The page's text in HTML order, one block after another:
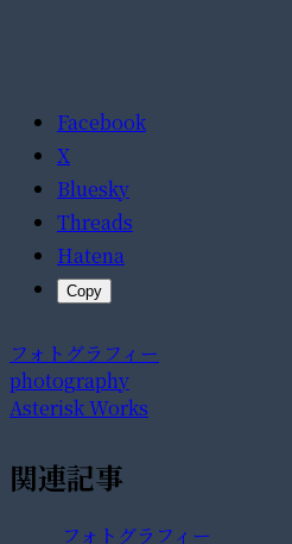
Facebook
X
Bluesky
Threads
Hatena
Copy
フォトグラフィー
photography
Asterisk Works
関連記事
フォトグラフィー